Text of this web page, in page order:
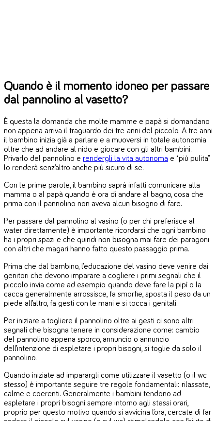
Quando è il momento idoneo per passare
dal pannolino al vasetto?
È questa la domanda che molte mamme e papà si domandano
non appena arriva il traguardo dei tre anni del piccolo. A tre anni
il bambino inizia già a parlare e a muoversi in totale autonomia
oltre che ad andare al nido e giocare con gli altri bambini.
Privarlo del pannolino e rendergli la vita autonoma e “più pulita”
lo renderà senz’altro anche più sicuro di se.
Con le prime parole, il bambino saprà infatti comunicare alla
mamma o al papà quando è ora di andare al bagno, cosa che
prima con il pannolino non aveva alcun bisogno di fare.
Per passare dal pannolino al vasino (o per chi preferisce al
water direttamente) è importante ricordarsi che ogni bambino
ha i propri spazi e che quindi non bisogna mai fare dei paragoni
con altri che magari hanno fatto questo passaggio prima.
Prima che dal bambino, l’educazione del vasino deve venire dai
genitori che devono imparare a cogliere i primi segnali che il
piccolo invia come ad esempio quando deve fare la pipì o la
cacca generalmente arrossisce, fa smorfie, sposta il peso da un
piede all’altro, fa gesti con le mani e si tocca i genitali.
Per iniziare a togliere il pannolino oltre ai gesti ci sono altri
segnali che bisogna tenere in considerazione come: cambio
del pannolino appena sporco, annuncio o annuncio
dell’intenzione di espletare i propri bisogni, si toglie da solo il
pannolino.
Quando iniziate ad imparargli come utilizzare il vasetto (o il wc
stesso) è importante seguire tre regole fondamentali: rilassate,
calme e coerenti. Generalmente i bambini tendono ad
espletare i propri bisogni sempre intorno agli stessi orari,
proprio per questo motivo quando si avvicina l’ora, cercate di far